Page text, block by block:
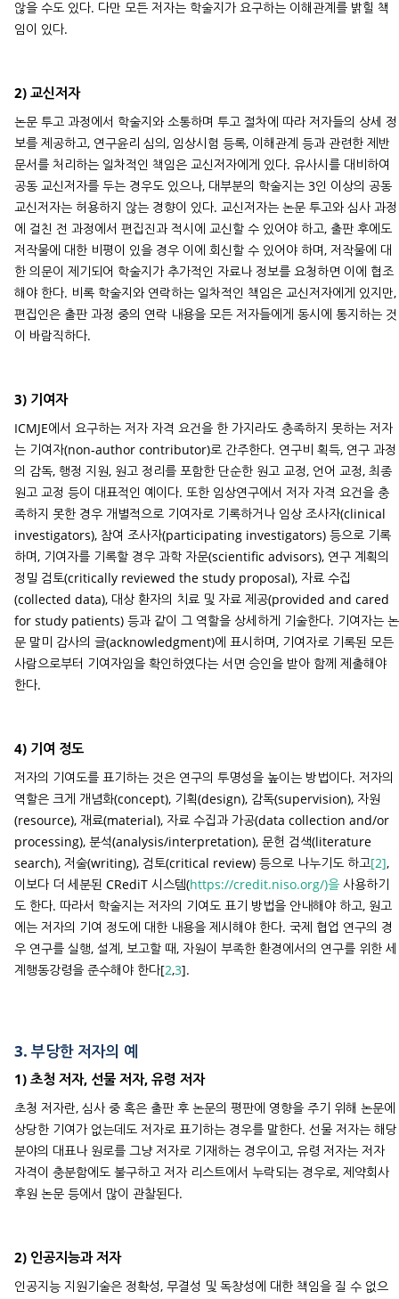
않을 수도 있다. 다만 모든 저자는 학술지가 요구하는 이해관계를 밝힐 책
임이 있다.
2) 교신저자
논문 투고 과정에서 학술지와 소통하며 투고 절차에 따라 저자들의 상세 정
보를 제공하고, 연구윤리 심의, 임상시험 등록, 이해관계 등과 관련한 제반
문서를 처리하는 일차적인 책임은 교신저자에게 있다. 유사시를 대비하여
공동 교신저자를 두는 경우도 있으나, 대부분의 학술지는 3인 이상의 공동
교신저자는 허용하지 않는 경향이 있다. 교신저자는 논문 투고와 심사 과정
에 걸친 전 과정에서 편집진과 적시에 교신할 수 있어야 하고, 출판 후에도
저작물에 대한 비평이 있을 경우 이에 회신할 수 있어야 하며, 저작물에 대
한 의문이 제기되어 학술지가 추가적인 자료나 정보를 요청하면 이에 협조
해야 한다. 비록 학술지와 연락하는 일차적인 책임은 교신저자에게 있지만,
편집인은 출판 과정 중의 연락 내용을 모든 저자들에게 동시에 통지하는 것
이 바람직하다.
3) 기여자
ICMJE에서 요구하는 저자 자격 요건을 한 가지라도 충족하지 못하는 저자
는 기여자(non-author contributor)로 간주한다. 연구비 획득, 연구 과정
의 감독, 행정 지원, 원고 정리를 포함한 단순한 원고 교정, 언어 교정, 최종
원고 교정 등이 대표적인 예이다. 또한 임상연구에서 저자 자격 요건을 충
족하지 못한 경우 개별적으로 기여자로 기록하거나 임상 조사자(clinical
investigators), 참여 조사자(participating investigators) 등으로 기록
하며, 기여자를 기록할 경우 과학 자문(scientific advisors), 연구 계획의
정밀 검토(critically reviewed the study proposal), 자료 수집
(collected data), 대상 환자의 치료 및 자료 제공(provided and cared
for study patients) 등과 같이 그 역할을 상세하게 기술한다. 기여자는 논
문 말미 감사의 글(acknowledgment)에 표시하며, 기여자로 기록된 모든
사람으로부터 기여자임을 확인하였다는 서면 승인을 받아 함께 제출해야
한다.
4) 기여 정도
저자의 기여도를 표기하는 것은 연구의 투명성을 높이는 방법이다. 저자의
역할은 크게 개념화(concept), 기획(design), 감독(supervision), 자원
(resource), 재료(material), 자료 수집과 가공(data collection and/or
processing), 분석(analysis/interpretation), 문헌 검색(literature
search), 저술(writing), 검토(critical review) 등으로 나누기도 하고[2],
이보다 더 세분된 CRediT 시스템(https://credit.niso.org/)을 사용하기
도 한다. 따라서 학술지는 저자의 기여도 표기 방법을 안내해야 하고, 원고
에는 저자의 기여 정도에 대한 내용을 제시해야 한다. 국제 협업 연구의 경
우 연구를 실행, 설계, 보고할 때, 자원이 부족한 환경에서의 연구를 위한 세
계행동강령을 준수해야 한다[2,3].
3. 부당한 저자의 예
1) 초청 저자, 선물 저자, 유령 저자
초청 저자란, 심사 중 혹은 출판 후 논문의 평판에 영향을 주기 위해 논문에
상당한 기여가 없는데도 저자로 표기하는 경우를 말한다. 선물 저자는 해당
분야의 대표나 원로를 그냥 저자로 기재하는 경우이고, 유령 저자는 저자
자격이 충분함에도 불구하고 저자 리스트에서 누락되는 경우로, 제약회사
후원 논문 등에서 많이 관찰된다.
2) 인공지능과 저자
인공지능 지원기술은 정확성, 무결성 및 독창성에 대한 책임을 질 수 없으